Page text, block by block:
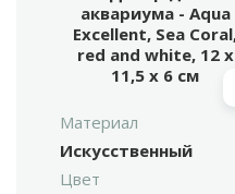
аквариума - Aqua
Excellent, Sea
red and white, 12 x
11,5 x 6 см
Материал
Искусственный
Цвет